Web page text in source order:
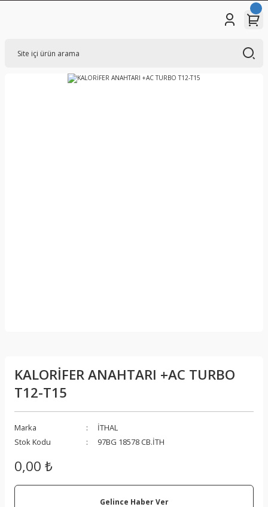
KALORİFER ANAHTARI +AC TURBO
T12-T15
Marka
İTHAL
Stok Kodu
97BG 18578 CB.İTH
0,00 ₺
Gelince Haber Ver